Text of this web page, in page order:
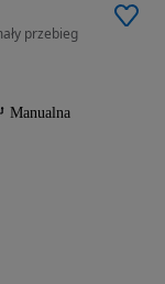
przebieg
Manualna